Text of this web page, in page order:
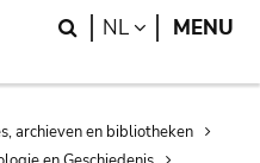
Search
NL LANGUAGE
MENU
archieven en bibliotheken